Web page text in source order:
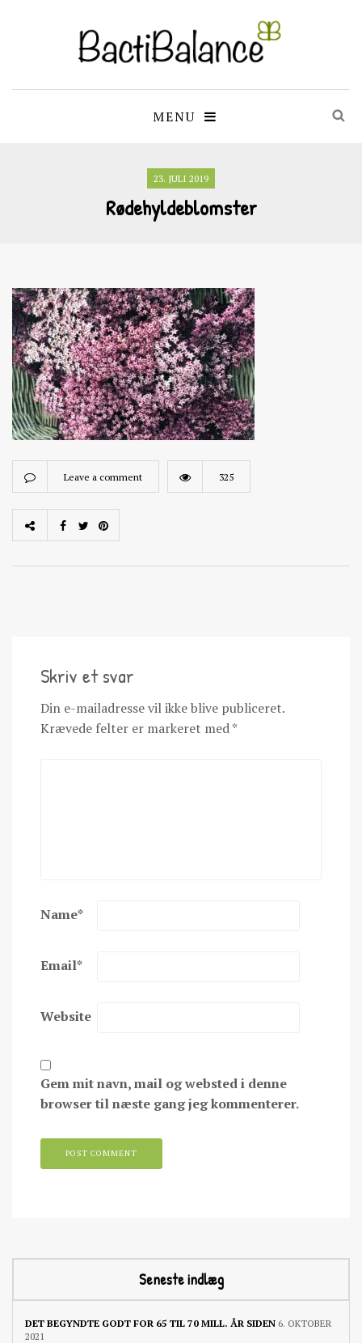
MENU
23. JULI 2019
Rødehyldeblomster
Leave a comment 325
Skriv et svar
Din e-mailadresse vil ikke blive publiceret.
Krævede felter er markeret med*
Name*
Email*
Website
Gem mit navn, mail og websted i denne
browser til næste gang jeg kommenterer.
Seneste indlæg
DET BEGYNDTE GODT FOR 65 TIL 70 MILL. ÅR SIDEN 6. OKTOBER
2021